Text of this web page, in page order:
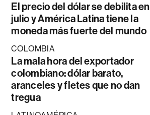
El precio del dólar se debilita en
julio y América Latina tiene la
moneda más fuerte del mundo
COLOMBIA
La mala hora del exportador
colombiano: dólar barato,
aranceles y fletes que no dan
tregua